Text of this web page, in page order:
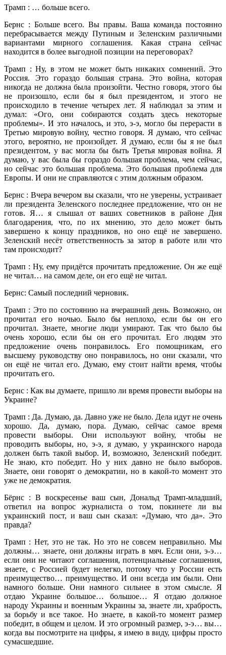
Трамп : … больше всего.
Бернс : Больше всего. Вы правы. Ваша команда постоянно
перебрасывается между Путиным и Зеленским различными
вариантами мирного соглашения. Какая страна сейчас
находится в более выгодной позиции на переговорах?
Трамп : Ну, в этом не может быть никаких сомнений. Это
Россия. Это гораздо большая страна. Это война, которая
никогда не должна была произойти. Честно говоря, этого бы
не произошло, если бы я был президентом, и этого не
происходило в течение четырех лет. Я наблюдал за этим и
думал: «Ого, они собираются создать здесь некоторые
проблемы». И это началось, и это, э-э, могло бы перерасти в
Третью мировую войну, честно говоря. Я думаю, что сейчас
этого, вероятно, не произойдет. Я думаю, если бы я не был
президентом, у вас могла бы быть Третья мировая война. Я
думаю, у вас была бы гораздо большая проблема, чем сейчас,
но сейчас это большая проблема. Это большая проблема для
Европы. И они не справляются с этим должным образом.
Бернс : Вчера вечером вы сказали, что не уверены, устраивает
ли президента Зеленского последнее предложение, что он не
готов. Я… я слышал от ваших советников в районе Дня
благодарения, что, по их мнению, это дело может быть
завершено к концу праздников, но оно ещё не завершено.
Зеленский несёт ответственность за затор в работе или что
там происходит?
Трамп : Ну, ему придётся прочитать предложение. Он же ещё
не читал… на самом деле, он его ещё не читал.
Бернс: Самый последний черновик.
Трамп : Это по состоянию на вчерашний день. Возможно, он
прочитал его ночью. Было бы неплохо, если бы он его
прочитал. Знаете, многие люди умирают. Так что было бы
очень хорошо, если бы он его прочитал. Его людям это
предложение очень понравилось. Его помощникам, его
высшему руководству оно понравилось, но они сказали, что
он ещё не читал его. Думаю, ему стоит найти время, чтобы
прочитать его.
Бернс : Как вы думаете, пришло ли время провести выборы на
Украине?
Трамп : Да. Думаю, да. Давно уже не было. Дела идут не очень
хорошо. Да, думаю, пора. Думаю, сейчас самое время
провести выборы. Они используют войну, чтобы не
проводить выборы, но, э-э, я думаю, у украинского народа
должен быть такой выбор. И, возможно, Зеленский победит.
Не знаю, кто победит. Но у них давно не было выборов.
Знаете, они говорят о демократии, но в какой-то момент это
уже не демократия.
Бёрнс : В воскресенье ваш сын, Дональд Трамп-младший,
ответил на вопрос журналиста о том, покинете ли вы
украинский пост, и ваш сын сказал: «Думаю, что да». Это
правда?
Трамп : Нет, это не так. Но это не совсем неправильно. Мы
должны… знаете, они должны играть в мяч. Если они, э-э…
если они не читают соглашения, потенциальные соглашения,
знаете, с Россией будет нелегко, потому что у России есть
преимущество… преимущество. И они всегда им были. Они
намного больше. Они намного сильнее в этом смысле. Я
отдаю Украине большое… большое… Я отдаю должное
народу Украины и военным Украины за, знаете ли, храбрость,
за борьбу и все такое. Но знаете, в какой-то момент размер
победит, в общем и целом. И это огромный размер, э-э… вы…
когда вы посмотрите на цифры, я имею в виду, цифры просто
сумасшедшие.